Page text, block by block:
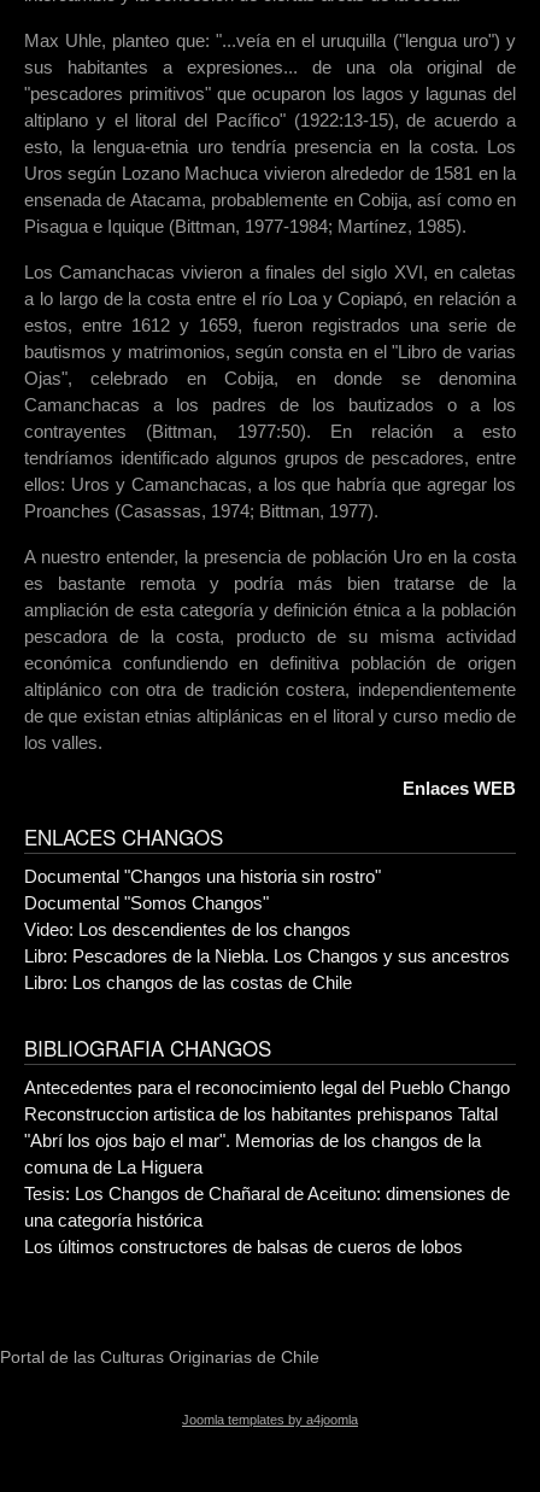
Max Uhle, planteo que: "...veía en el uruquilla ("lengua uro") y
sus habitantes a expresiones... de una ola original de
"pescadores primitivos" que ocuparon los lagos y lagunas del
altiplano y el litoral del Pacífico" (1922:13-15), de acuerdo a
esto, la lengua-etnia uro tendría presencia en la costa. Los
Uros según Lozano Machuca vivieron alrededor de 1581 en la
ensenada de Atacama, probablemente en Cobija, así como en
Pisagua e Iquique (Bittman, 1977-1984; Martínez, 1985).
Los Camanchacas vivieron a finales del siglo XVI, en caletas
a lo largo de la costa entre el río Loa y Copiapó, en relación a
estos, entre 1612 y 1659, fueron registrados una serie de
bautismos y matrimonios, según consta en el "Libro de varias
Ojas", celebrado en Cobija, en donde se denomina
Camanchacas a los padres de los bautizados o a los
contrayentes (Bittman, 1977:50). En relación a esto
tendríamos identificado algunos grupos de pescadores, entre
ellos: Uros y Camanchacas, a los que habría que agregar los
Proanches (Casassas, 1974; Bittman, 1977).
A nuestro entender, la presencia de población Uro en la costa
es bastante remota y podría más bien tratarse de la
ampliación de esta categoría y definición étnica a la población
pescadora de la costa, producto de su misma actividad
económica confundiendo en definitiva población de origen
altiplánico con otra de tradición costera, independientemente
de que existan etnias altiplánicas en el litoral y curso medio de
los valles.
Enlaces WEB
ENLACES CHANGOS
Documental "Changos una historia sin rostro"
Documental "Somos Changos"
Video: Los descendientes de los changos
Libro: Pescadores de la Niebla. Los Changos y sus ancestros
Libro: Los changos de las costas de Chile
BIBLIOGRAFIA CHANGOS
Antecedentes para el reconocimiento legal del Pueblo Chango
Reconstruccion artistica de los habitantes prehispanos Taltal
"Abrí los ojos bajo el mar". Memorias de los changos de la
comuna de La Higuera
Tesis: Los Changos de Chañaral de Aceituno: dimensiones de
una categoría histórica
Los últimos constructores de balsas de cueros de lobos
Portal de las Culturas Originarias de Chile
Joomla templates by a4joomla